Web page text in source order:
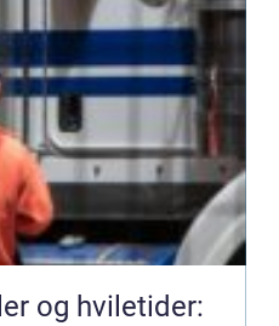
og hviletider: